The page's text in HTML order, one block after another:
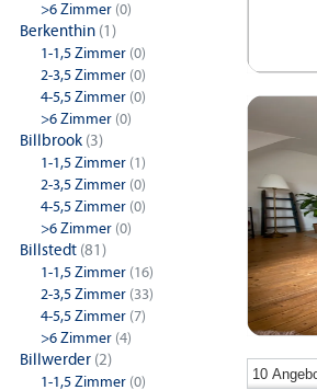
>6 Zimmer (0)
Berkenthin (1)
1-1,5 Zimmer (0)
2-3,5 Zimmer (0)
4-5,5 Zimmer (0)
>6 Zimmer (0)
Billbrook (3)
1-1,5 Zimmer (1)
2-3,5 Zimmer (0)
4-5,5 Zimmer (0)
>6 Zimmer (0)
Billstedt (81)
1-1,5 Zimmer (16)
2-3,5 Zimmer (33)
4-5,5 Zimmer (7)
>6 Zimmer (4)
Billwerder (2)
1-1,5 Zimmer (0)